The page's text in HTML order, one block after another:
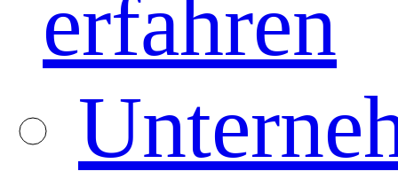
erfahren